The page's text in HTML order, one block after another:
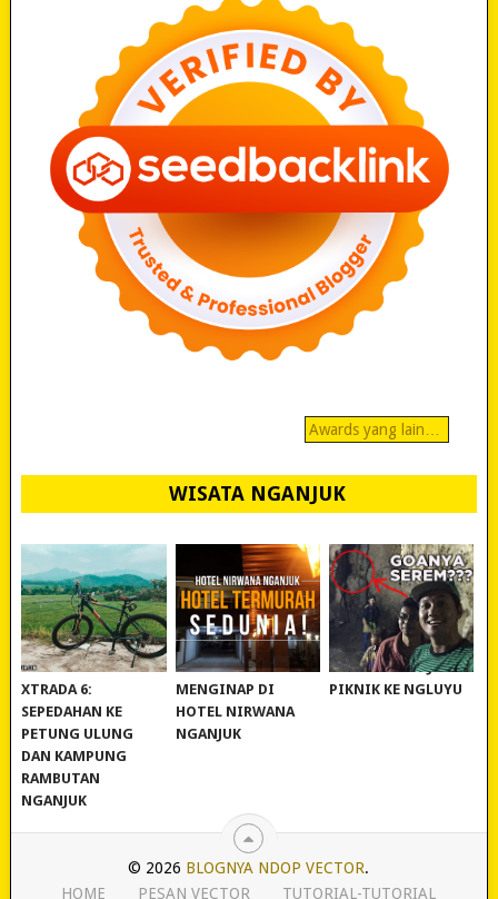
Awards yang lain…
WISATA NGANJUK
REVIEW POLYGON
XTRADA 6:
SEPEDAHAN KE
PETUNG ULUNG
DAN KAMPUNG
RAMBUTAN
NGANJUK
MURAH BANGET!
MENGINAP DI
HOTEL NIRWANA
NGANJUK
WISATA NGANJUK:
PIKNIK KE NGLUYU
© 2026 BLOGNYA NDOP VECTOR.
HOME
PESAN VECTOR TUTORIAL-TUTORIAL